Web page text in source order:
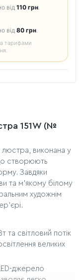
від 110 грн
від 80 грн
тарифами
151W (№
люстра, виконана у
створюють
Завдяки
та м'якому білому
художнім
та світловий потік
великих
джерело